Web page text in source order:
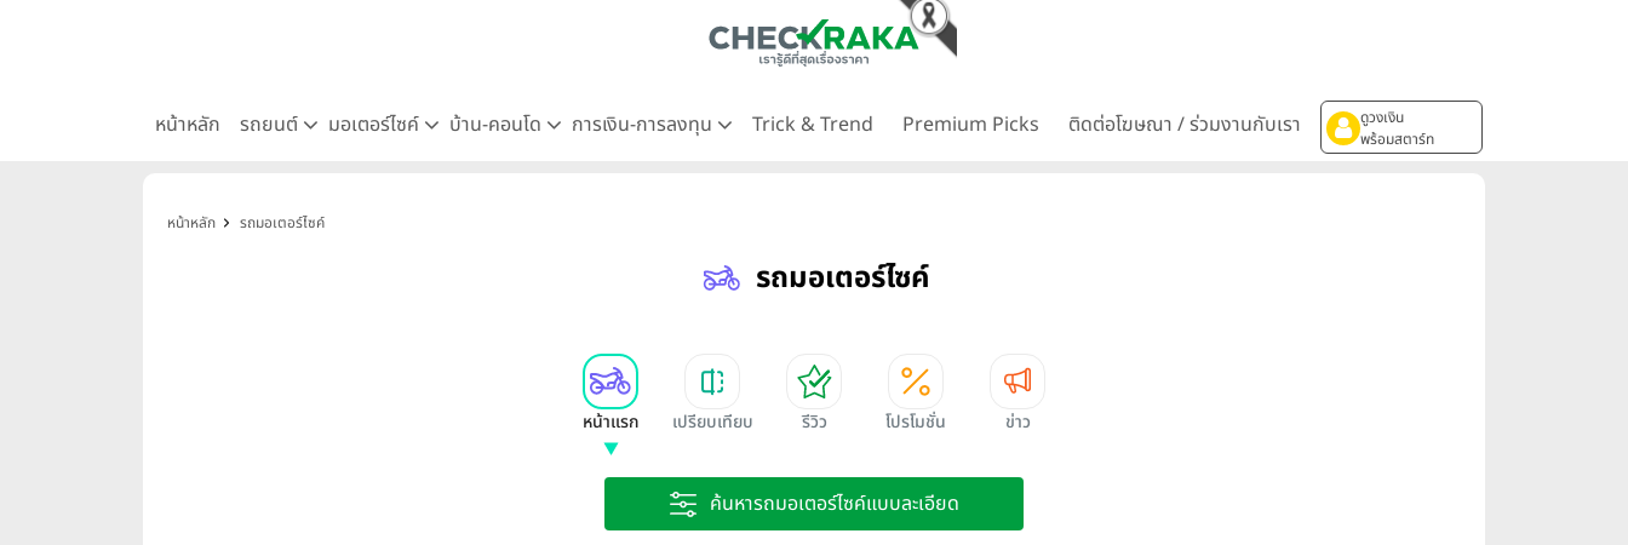
หน้าหลัก รถยนต์ มอเตอร์ไซค์ บ้าน-คอนโด การเงิน-การลงทุน Trick & Trend Premium Picks ติดต่อโฆษณา / ร่วมงานกับเรา
ดูวงเงิน
พร้อมสตาร์ท
หน้าหลัก รถมอเตอร์ไซค์
รถมอเตอร์ไซค์
หน้าแรก เปรียบเทียบ รีวิว โปรโมชั่น ข่าว
ค้นหารถมอเตอร์ไซค์แบบละเอียด